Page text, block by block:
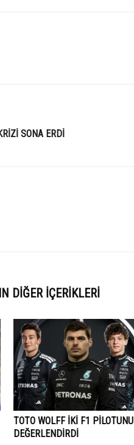
SONA ERDİ
DIĞER İÇERIKLERI
TOTO WOLFF İKİ F1 PİLOTUNU
DEĞERLENDİRDİ